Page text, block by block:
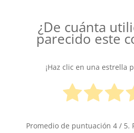
¿De cuánta
parecido este
¡Haz clic en una estrella
Promedio de puntuación 4/ 5.